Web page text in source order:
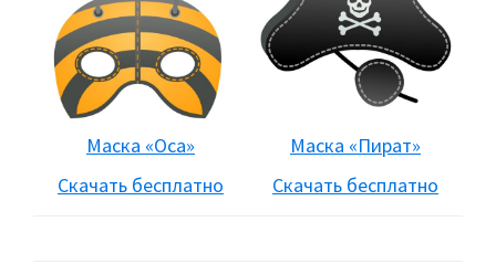
Маска «Оса»
Скачать бесплатно
Маска «Пират»
Скачать бесплатно